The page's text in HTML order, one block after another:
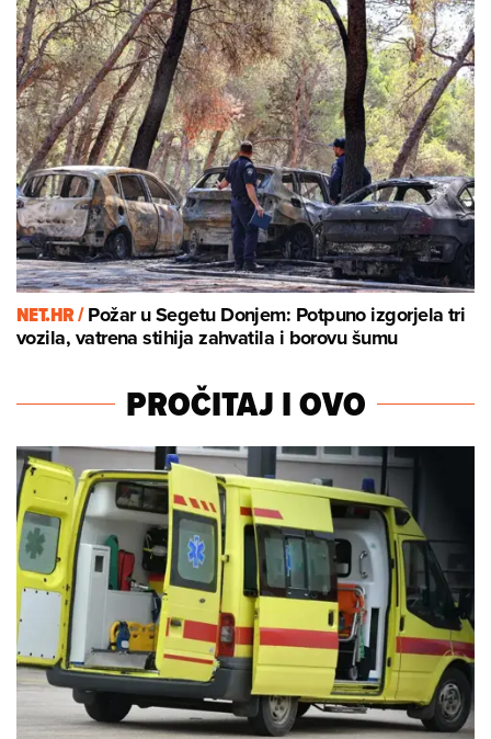
NET.HR /Požar u Segetu Donjem: Potpuno izgorjela tri
vozila, vatrena stihija zahvatila i borovu šumu
PROČITAJ I OVO